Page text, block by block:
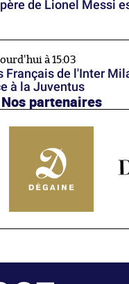
de Lionel Messi
à 15:03
Français de l'Inter
à la Juventus
Nos partenaires